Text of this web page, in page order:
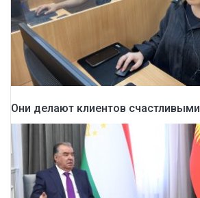
Они делают клиентов счастливыми